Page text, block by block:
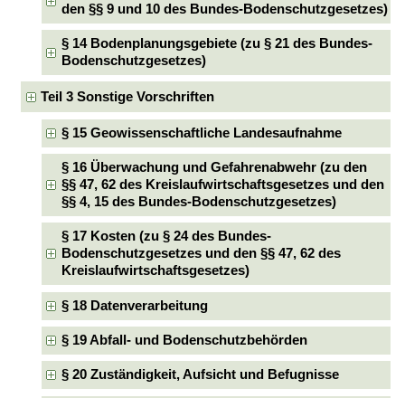
den §§ 9 und 10 des Bundes-Bodenschutzgesetzes)
§ 14 Bodenplanungsgebiete (zu § 21 des Bundes-
Bodenschutzgesetzes)
Teil 3 Sonstige Vorschriften
§ 15 Geowissenschaftliche Landesaufnahme
§ 16 Überwachung und Gefahrenabwehr (zu den
§§ 47, 62 des Kreislaufwirtschaftsgesetzes und den
§§ 4, 15 des Bundes-Bodenschutzgesetzes)
§ 17 Kosten (zu § 24 des Bundes-
Bodenschutzgesetzes und den §§ 47, 62 des
Kreislaufwirtschaftsgesetzes)
§ 18 Datenverarbeitung
§ 19 Abfall- und Bodenschutzbehörden
§ 20 Zuständigkeit, Aufsicht und Befugnisse